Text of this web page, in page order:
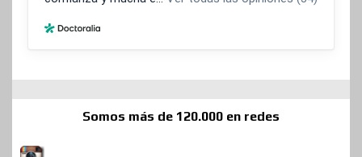
Somos más de 120.000 en redes